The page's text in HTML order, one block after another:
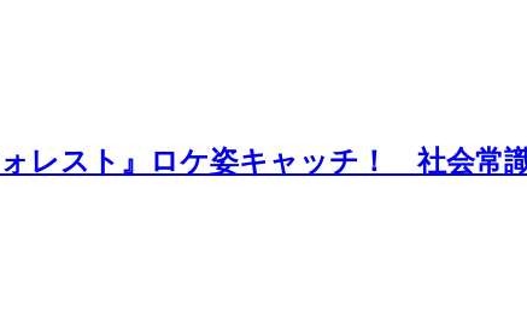
レスト』ロケ姿キャッチ！ 社会常